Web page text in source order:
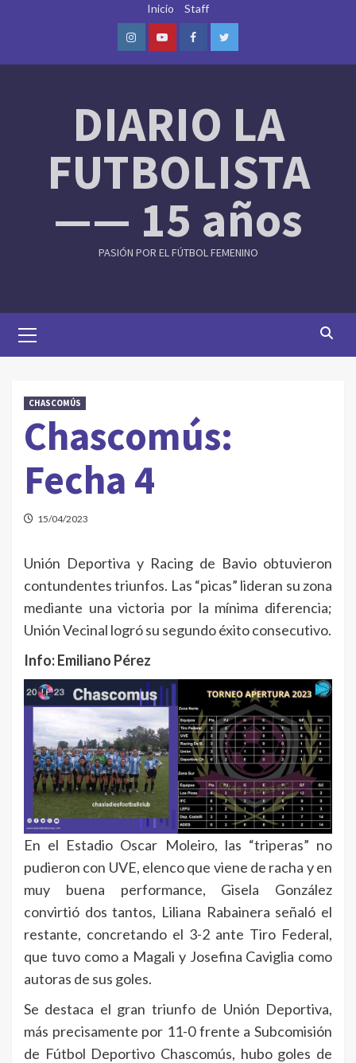
Inicio Staff
InstagramYoutubeFacebookTwitter
DIARIO LA
FUTBOLISTA
—— 15 años
PASIÓN POR EL FÚTBOL FEMENINO
Menu
CHASCOMÚS
Chascomús:
Fecha 4
15/04/2023
Unión Deportiva y Racing de Bavio obtuvieron
contundentes triunfos. Las “picas” lideran su zona
mediante una victoria por la mínima diferencia;
Unión Vecinal logró su segundo éxito consecutivo.
Info: Emiliano Pérez
En el Estadio Oscar Moleiro, las “triperas” no
pudieron con UVE, elenco que viene de racha y en
muy buena performance, Gisela González
convirtió dos tantos, Liliana Rabainera señaló el
restante, concretando el 3-2 ante Tiro Federal,
que tuvo como a Magali y Josefina Caviglia como
autoras de sus goles.
Se destaca el gran triunfo de Unión Deportiva,
más precisamente por 11-0 frente a Subcomisión
de Fútbol Deportivo Chascomús, hubo goles de